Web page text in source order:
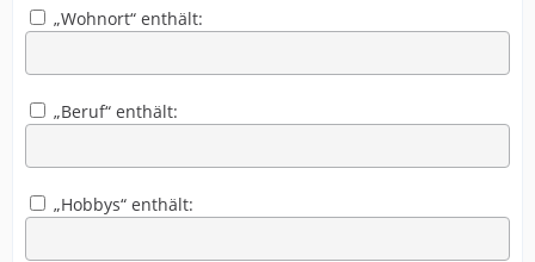
„Wohnort“ enthält:
„Beruf“ enthält:
„Hobbys“ enthält: